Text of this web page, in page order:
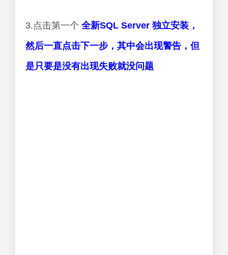
3.点击第一个 全新SQL Server 独立安装，
然后一直点击下一步，其中会出现警告，但
是只要是没有出现失败就没问题